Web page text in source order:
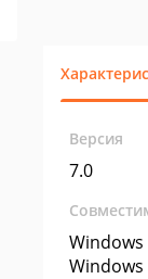
Версия
7.0
Windows
Windows